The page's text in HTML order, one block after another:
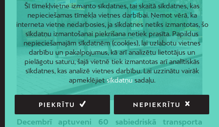
Decembrī aptuveni 60 sabiedriskā transporta
Šī tīmekļvietne izmanto sīkdatnes, tai skaitā sīkdatnes, kas
nepieciešamas tīmekļa vietnes darbībai. Ņemot vērā, ka
interneta vietne nedarbosies, ja sīkdatnes netiks izmantotas, šo
sīkdatņu izmantošanai piekrišana netiek prasīta. Papildus
nepieciešamajām sīkdatnēm (cookies), lai uzlabotu vietnes
darbību un pakalpojumus, kā arī analizētu lietotājus un
pielāgotu saturu, šajā vietnē tiek izmantotas arī analītiskās
sīkdatnes, kas analizē vietnes darbību. Lai uzzinātu vairāk
apmeklējietsīkdatņusadaļu.
PIEKRĪTU NEPIEKRĪTU